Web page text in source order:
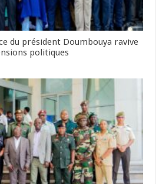
du président Doumbouya ravive
politiques